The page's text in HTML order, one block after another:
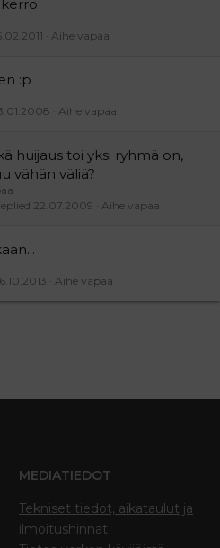
Aihe vapaa
:p
Aihe vapaa
huijaus toi yksi ryhmä on,
vähän väliä?
Aihe vapaa
22.07.2009
Aihe vapaa
MEDIATIEDOT
Tekniset tiedot, aikataulut ja
ilmoitushinnat